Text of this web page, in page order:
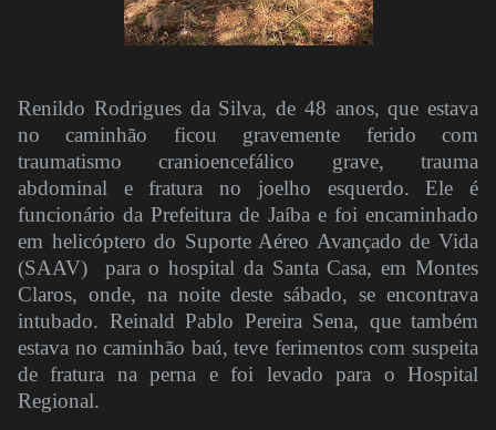
Renildo Rodrigues da Silva, de 48 anos, que estava
no caminhão ficou gravemente ferido com
traumatismo cranioencefálico grave, trauma
abdominal e fratura no joelho esquerdo. Ele é
funcionário da Prefeitura de Jaíba e foi encaminhado
em helicóptero do Suporte Aéreo Avançado de Vida
(SAAV) para o hospital da Santa Casa, em Montes
Claros, onde, na noite deste sábado, se encontrava
intubado. Reinald Pablo Pereira Sena, que também
estava no caminhão baú, teve ferimentos com suspeita
de fratura na perna e foi levado para o Hospital
Regional.